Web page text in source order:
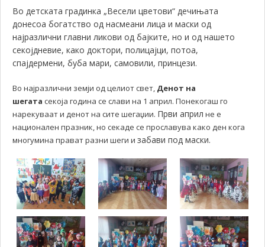
Во детската градинка „Весели цветови“ дечињата
донесоа богатство од насмеани лица и маски од
најразлични главни ликови од бајките, но и од нашето
секојдневие, како доктори, полицајци, потоа,
спајдермени, буба мари, самовили, принцези.
Во најразлични земји од целиот свет, Денот на
шегата секоја година се слави на 1 април. Понекогаш го
нарекуваат и денот на сите шегаџии. Први април не е
национален празник, но секаде се прославува како ден кога
многумина прават разни шеги и забави под маски.